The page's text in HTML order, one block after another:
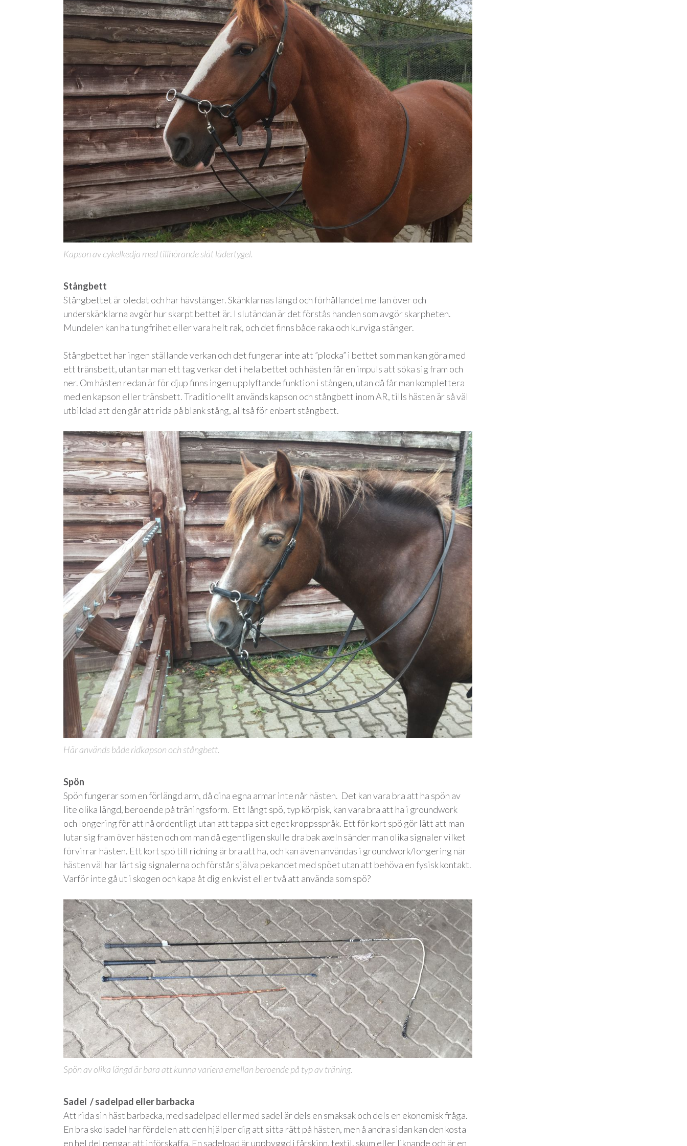
Kapson av cykelkedja med tillhörande slät lädertygel.
Stångbett
Stångbettet är oledat och har hävstänger. Skänklarnas längd och förhållandet mellan över och
underskänklarna avgör hur skarpt bettet är. I slutändan är det förstås handen som avgör skarpheten.
Mundelen kan ha tungfrihet eller vara helt rak, och det finns både raka och kurviga stänger.
Stångbettet har ingen ställande verkan och det fungerar inte att ”plocka” i bettet som man kan göra med
ett tränsbett, utan tar man ett tag verkar det i hela bettet och hästen får en impuls att söka sig fram och
ner. Om hästen redan är för djup finns ingen upplyftande funktion i stången, utan då får man komplettera
med en kapson eller tränsbett. Traditionellt används kapson och stångbett inom AR, tills hästen är så väl
utbildad att den går att rida på blank stång, alltså för enbart stångbett.
Här används både ridkapson och stångbett.
Spön
Spön fungerar som en förlängd arm, då dina egna armar inte når hästen. Det kan vara bra att ha spön av
lite olika längd, beroende på träningsform. Ett långt spö, typ körpisk, kan vara bra att ha i groundwork
och longering för att nå ordentligt utan att tappa sitt eget kroppsspråk. Ett för kort spö gör lätt att man
lutar sig fram över hästen och om man då egentligen skulle dra bak axeln sänder man olika signaler vilket
förvirrar hästen. Ett kort spö till ridning är bra att ha, och kan även användas i groundwork/longering när
hästen väl har lärt sig signalerna och förstår själva pekandet med spöet utan att behöva en fysisk kontakt.
Varför inte gå ut i skogen och kapa åt dig en kvist eller två att använda som spö?
Spön av olika längd är bara att kunna variera emellan beroende på typ av träning.
Sadel / sadelpad eller barbacka
Att rida sin häst barbacka, med sadelpad eller med sadel är dels en smaksak och dels en ekonomisk fråga.
En bra skolsadel har fördelen att den hjälper dig att sitta rätt på hästen, men å andra sidan kan den kosta
en hel del pengar att införskaffa. En sadelpad är uppbyggd i fårskinn, textil, skum eller liknande och är en